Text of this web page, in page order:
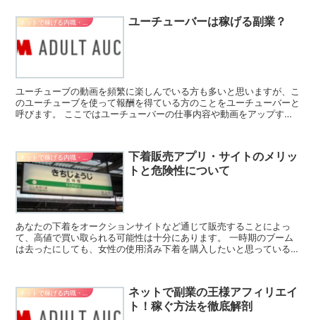
ネットで稼げる内職・副業 ユーチューバーは稼げる副業？
ユーチューブの動画を頻繁に楽しんでいる方も多いと思いますが、こ
のユーチューブを使って報酬を得ている方のことをユーチューバーと
呼びます。 ここではユーチューバーの仕事内容や動画をアップする
ネットで稼げる内職・副業
下着販売アプリ・サイトのメリッ
トと危険性について
あなたの下着をオークションサイトなど通じて販売することによっ
て、高値で買い取られる可能性は十分にあります。 一時期のブーム
は去ったにしても、女性の使用済み下着を購入したいと思っている方
ネットで副業の王様アフィリエイ
ト！稼ぐ方法を徹底解剖